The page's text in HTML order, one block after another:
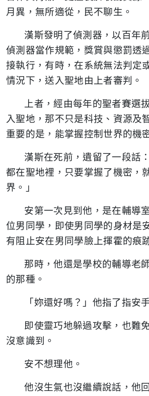
月異，無所適從，民不聊生。
漢斯發明了偵測器，以百年
偵測器當作規範，獎賞與懲罰透
接執行，有時，在系統無法判定
情況下，送入聖地由上者審判。
上者，經由每年的聖者賽選
入聖地，那不只是科技、資源及
重要的是，能掌握控制世界的機
漢斯在死前，遺留了一段話
都在聖地裡，只要掌握了機密，
界。」
安第一次見到他，是在輔導
位男同學，即使男同學的身材是
有阻止安在男同學臉上揮霍的痕
那時，他還是學校的輔導老
的那種。
「妳還好嗎？」他指了指安
即使靈巧地躲過攻擊，也難
沒意識到。
安不想理他。
他沒生氣也沒繼續說話，他